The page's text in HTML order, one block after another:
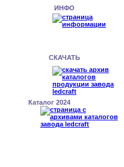
ИНФО
СКАЧАТЬ
Каталог 2024